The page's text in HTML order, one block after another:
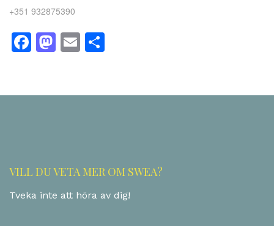
+351 932875390
Facebook
Mastodon
Email
VILL DU VETA MER OM SWEA?
Tveka inte att höra av dig!